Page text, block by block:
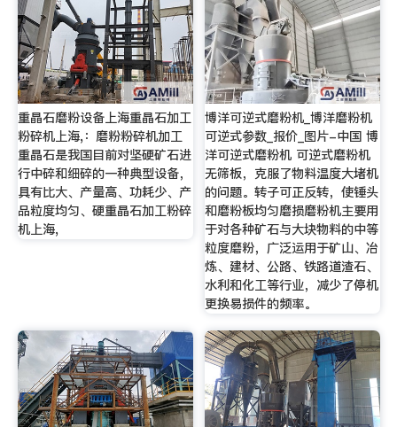
重晶石磨粉设备上海重晶石加工
粉碎机上海,：磨粉粉碎机加工
重晶石是我国目前对坚硬矿石进
行中碎和细碎的一种典型设备，
具有比大、产量高、功耗少、产
品粒度均匀、硬重晶石加工粉碎
机上海,
博洋可逆式磨粉机_博洋磨粉机
可逆式参数_报价_图片-中国 博
洋可逆式磨粉机 可逆式磨粉机
无筛板，克服了物料温度大堵机
的问题。转子可正反转，使锤头
和磨粉板均匀磨损磨粉机主要用
于对各种矿石与大块物料的中等
粒度磨粉，广泛运用于矿山、冶
炼、建材、公路、铁路道渣石、
水利和化工等行业，减少了停机
更换易损件的频率。